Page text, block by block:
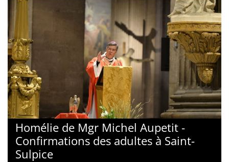
Homélie de Mgr Michel Aupetit -
Confirmations des adultes à Saint-
Sulpice